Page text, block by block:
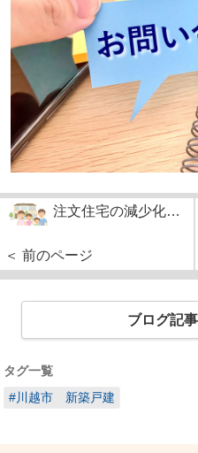
注文住宅の減少化…
＜ 前のページ
ブログ記
タグ一覧
#川越市 新築戸建